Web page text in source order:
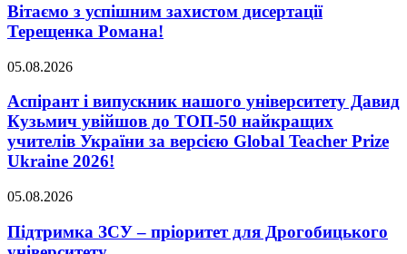
Вітаємо з успішним захистом дисертації
Терещенка Романа!
05.08.2026
Аспірант і випускник нашого університету Давид
Кузьмич увійшов до ТОП-50 найкращих
учителів України за версією Global Teacher Prize
Ukraine 2026!
05.08.2026
Підтримка ЗСУ – пріоритет для Дрогобицького